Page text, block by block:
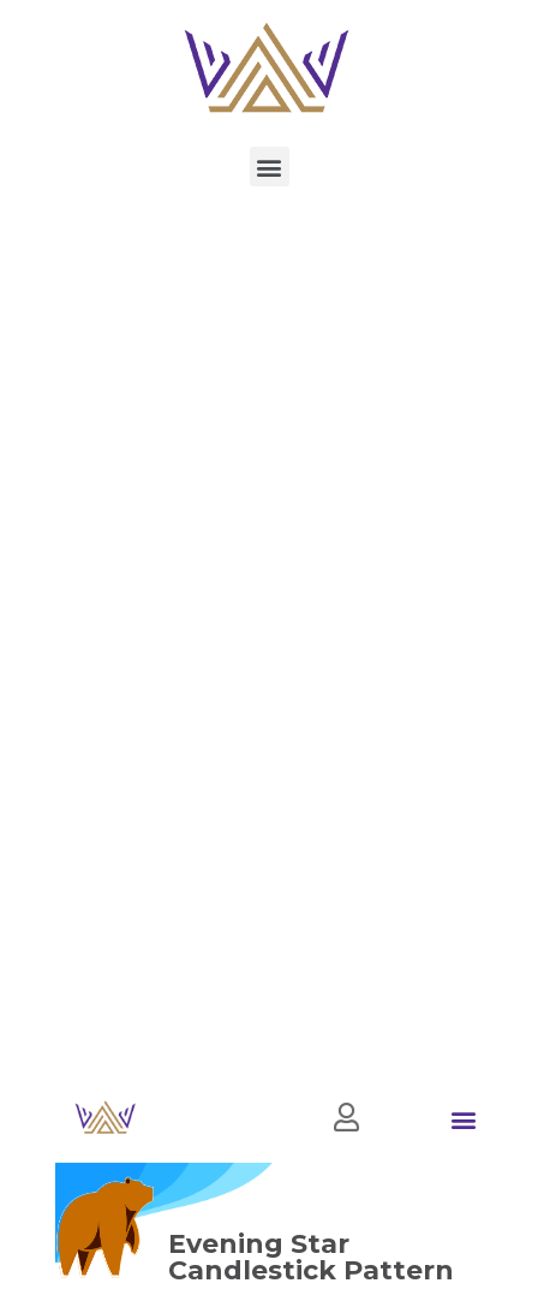
Evening Star
Candlestick Pattern